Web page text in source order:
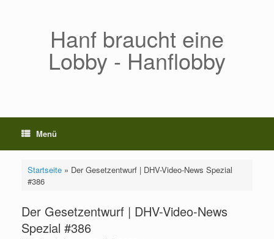
Hanf braucht eine
Lobby - Hanflobby
Menü
Startseite» Der Gesetzentwurf | DHV-Video-News Spezial
#386
Der Gesetzentwurf | DHV-Video-News
Spezial #386